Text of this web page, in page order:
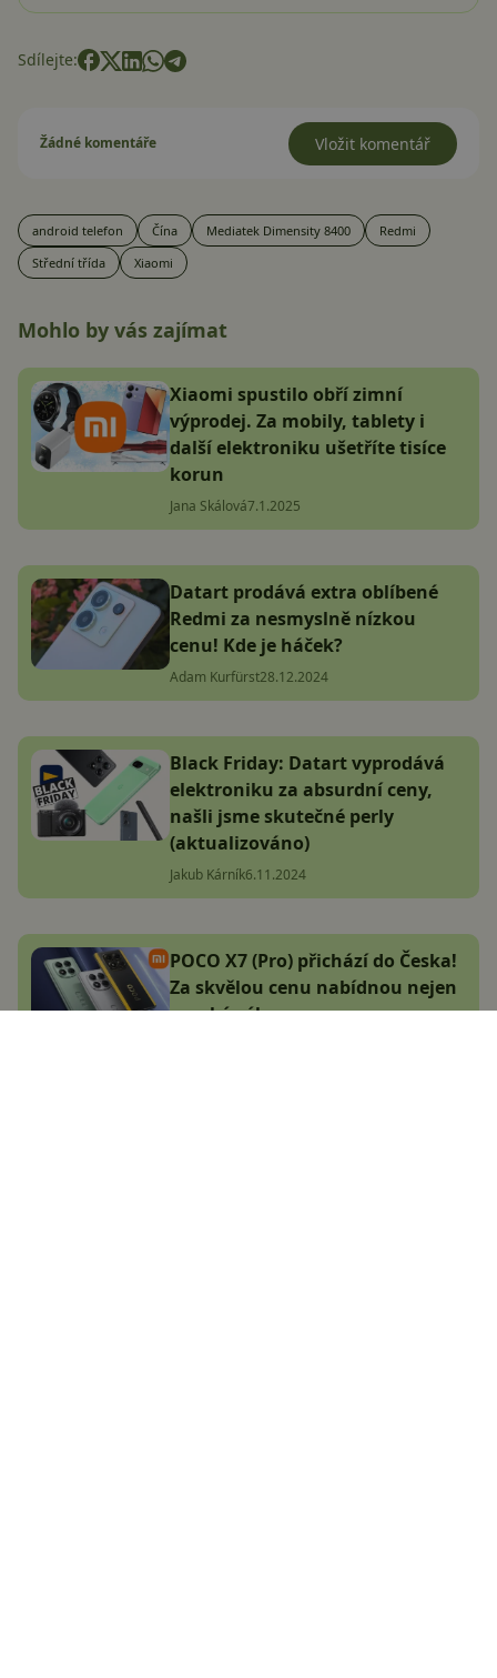
Sdílejte:
Žádné komentáře Vložit komentář
android telefon Čína Mediatek Dimensity 8400
Redmi
Střední třída
Xiaomi
Mohlo by vás zajímat
Xiaomi spustilo obří zimní
výprodej. Za mobily, tablety i
další elektroniku ušetříte tisíce
korun
Jana Skálová7.1.2025
Datart prodává extra oblíbené
Redmi za nesmyslně nízkou
cenu! Kde je háček?
Adam Kurfürst28.12.2024
Black Friday: Datart vyprodává
elektroniku za absurdní ceny,
našli jsme skutečné perly
(aktualizováno)
Jakub Kárník6.11.2024
POCO X7 (Pro) přichází do Česka!
Za skvělou cenu nabídnou nejen
vysoký výkon